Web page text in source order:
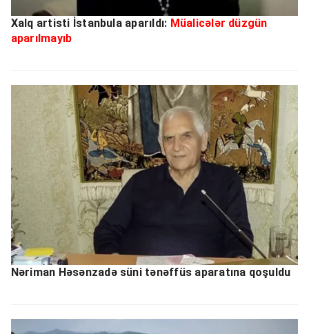
Xalq artisti İstanbula aparıldı: Müalicələr düzgün
aparılmayıb
Nəriman Həsənzadə süni tənəffüs aparatına qoşuldu